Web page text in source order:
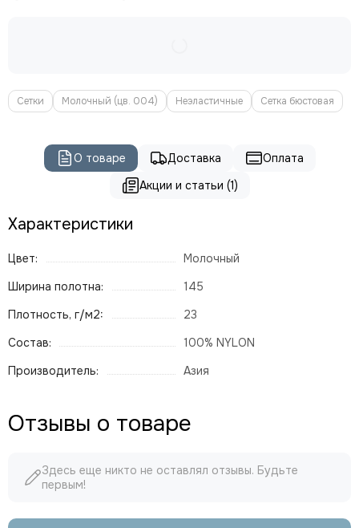
Сетки Молочный (цв. 004) Неэластичные Сетка бюстовая
О товаре Доставка
Оплата
Акции и статьи (1)
Характеристики
Цвет:
Молочный
Ширина полотна:
145
Плотность, г/м2:
23
Состав:
100% NYLON
Производитель:
Азия
Отзывы о товаре
Здесь еще никто не оставлял отзывы. Будьте
первым!